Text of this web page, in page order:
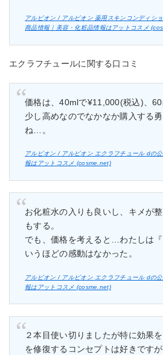
アルビオン / アルビオン 薬用スキンコンディシ
商品情報｜美容・化粧品情報はアットコスメ
エクラフチュールに関する口コミ
価格は、40mlで¥11,000(税込)、
少し高めなのでなかなか購入する
ね…。
アルビオン / アルビオン エクラフチュール dの
報はアットコスメ (cosme.net)
お化粧水の入りも良いし、キメが
もする。
でも、価格を考えると…わたしは
いうほどの感動はなかった。
アルビオン / アルビオン エクラフチュール dの
報はアットコスメ (cosme.net)
２本目使い切りましたが特に効果
を修復するコンセプトは好きです